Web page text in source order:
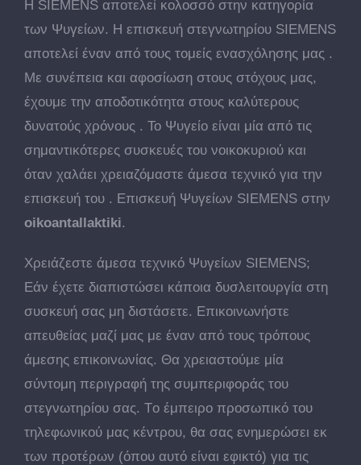
Η SIEMENS αποτελεί κολοσσό στην κατηγορία
των Ψυγείων. Η επισκευή στεγνωτηρίου SIEMENS
αποτελεί έναν από τους τομείς ενασχόλησης μας .
Με συνέπεια και αφοσίωση στους στόχους μας,
έχουμε την αποδοτικότητα στους καλύτερους
δυνατούς χρόνους . Το Ψυγείο είναι μία από τις
σημαντικότερες συσκευές του νοικοκυριού και
όταν χαλάει χρειαζόμαστε άμεσα τεχνικό για την
επισκευή του . Επισκευή Ψυγείων SIEMENS στην
oikoantallaktiki.
Χρειάζεστε άμεσα τεχνικό Ψυγείων SIEMENS;
Εάν έχετε διαπιστώσει κάποια δυσλειτουργία στη
συσκευή σας μη διστάσετε. Επικοινωνήστε
απευθείας μαζί μας με έναν από τους τρόπους
άμεσης επικοινωνίας. Θα χρειαστούμε μία
σύντομη περιγραφή της συμπεριφοράς του
στεγνωτηρίου σας. Tο έμπειρο προσωπικό του
τηλεφωνικού μας κέντρου, θα σας ενημερώσει εκ
των προτέρων (όπου αυτό είναι εφικτό) για τις